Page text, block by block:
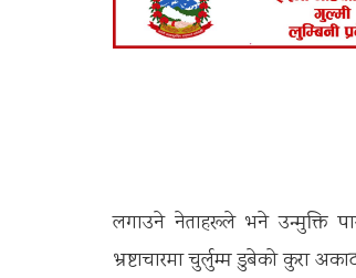
लगाउने नेताहरूले भने उन्मुक्ति
भ्रष्टाचारमा चुर्लुम्म डुबेको कुरा